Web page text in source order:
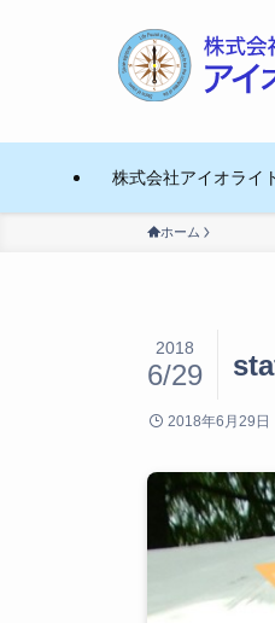
株式会社アイオライ
ホーム
2018
6/29
2018年6月29日